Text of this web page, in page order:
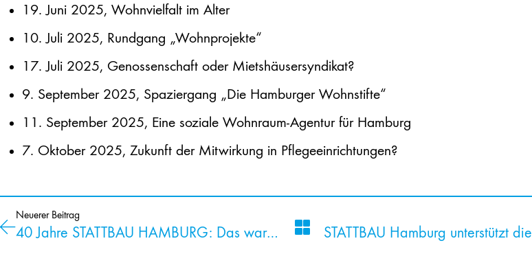
19. Juni 2025, Wohnvielfalt im Alter
10. Juli 2025, Rundgang „Wohnprojekte“
17. Juli 2025, Genossenschaft oder Mietshäusersyndikat?
9. September 2025, Spaziergang „Die Hamburger Wohnstifte“
11. September 2025, Eine soziale Wohnraum-Agentur für Hamburg
7. Oktober 2025, Zukunft der Mitwirkung in Pflegeeinrichtungen?
40 Jahre STATTBAU HAMBURG: Das war die Vernissage unserer Ausstellung!
Neuerer Beitrag